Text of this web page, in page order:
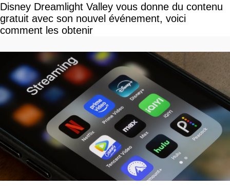
Disney Dreamlight Valley vous donne du contenu
gratuit avec son nouvel événement, voici
comment les obtenir